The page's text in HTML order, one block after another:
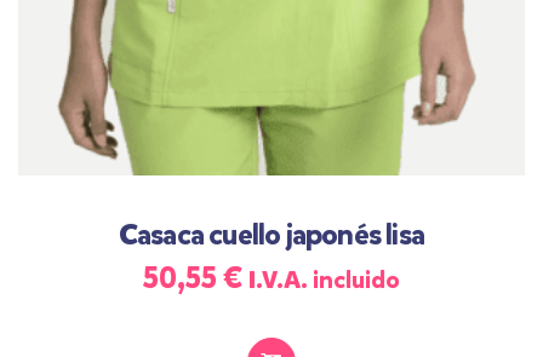
Casaca cuello japonés lisa
50,55€ I.V.A. incluido